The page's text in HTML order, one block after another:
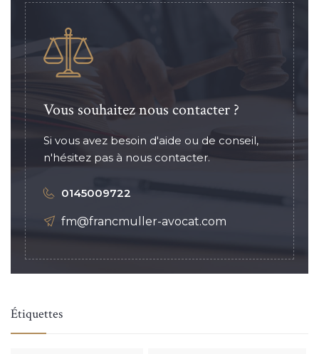
Vous souhaitez nous contacter ?
Si vous avez besoin d'aide ou de conseil,
n'hésitez pas à nous contacter.
0145009722
fm@francmuller-avocat.com
Étiquettes